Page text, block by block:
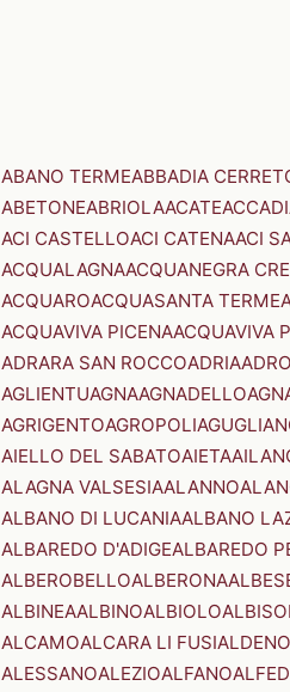
ABANO TERMEABBADIA
ABETONEABRIOLAACATE
ACI CASTELLOACI CATENAACI
ACQUALAGNAACQUANEGRA
ACQUAROACQUASANTA TERME
ACQUAVIVA PICENAACQUAVIVA
ADRARA SAN ROCCOADRIAADRO
AGLIENTUAGNAAGNADELLO
AGRIGENTOAGROPOLI
AIELLO DEL SABATOAIETA
ALAGNA VALSESIAALANNO
ALBANO DI LUCANIAALBANO
ALBAREDO D'ADIGEALBAREDO
ALBEROBELLOALBERONA
ALBINEAALBINOALBIOLO
ALCAMOALCARA LI FUSIALDENO
ALESSANOALEZIOALFANO